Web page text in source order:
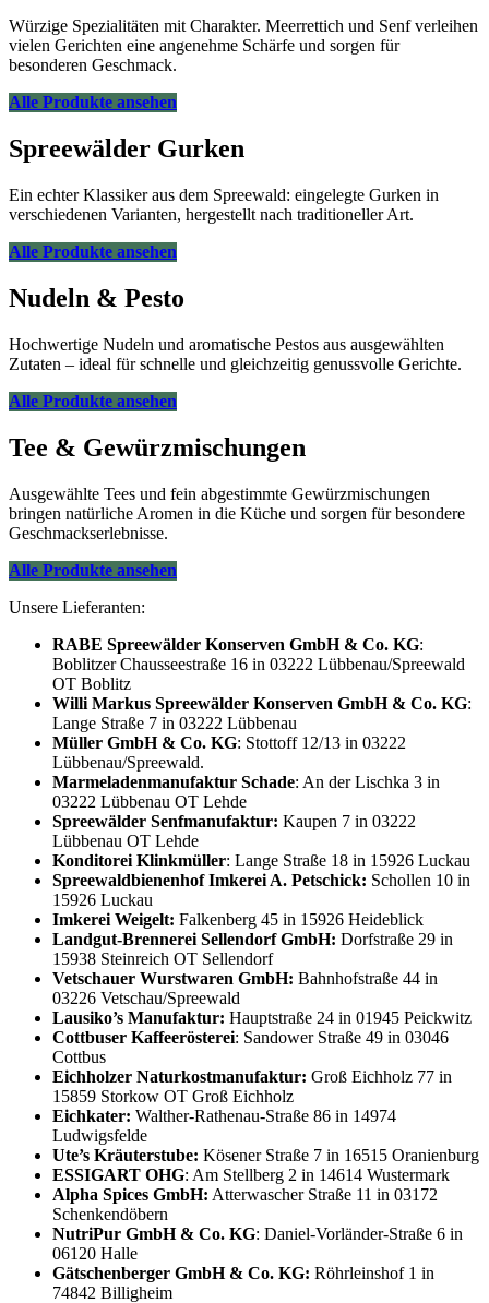
Würzige Spezialitäten mit Charakter. Meerrettich und Senf verleihen
vielen Gerichten eine angenehme Schärfe und sorgen für
besonderen Geschmack.
Alle Produkte ansehen
Spreewälder Gurken
Ein echter Klassiker aus dem Spreewald: eingelegte Gurken in
verschiedenen Varianten, hergestellt nach traditioneller Art.
Alle Produkte ansehen
Nudeln & Pesto
Hochwertige Nudeln und aromatische Pestos aus ausgewählten
Zutaten – ideal für schnelle und gleichzeitig genussvolle Gerichte.
Alle Produkte ansehen
Tee & Gewürzmischungen
Ausgewählte Tees und fein abgestimmte Gewürzmischungen
bringen natürliche Aromen in die Küche und sorgen für besondere
Geschmackserlebnisse.
Alle Produkte ansehen
Unsere Lieferanten:
RABE Spreewälder Konserven GmbH & Co. KG:
Boblitzer Chausseestraße 16 in 03222 Lübbenau/Spreewald
OT Boblitz
Willi Markus Spreewälder Konserven GmbH & Co. KG:
Lange Straße 7 in 03222 Lübbenau
Müller GmbH & Co. KG: Stottoff 12/13 in 03222
Lübbenau/Spreewald.
Marmeladenmanufaktur Schade: An der Lischka 3 in
03222 Lübbenau OT Lehde
Spreewälder Senfmanufaktur: Kaupen 7 in 03222
Lübbenau OT Lehde
Konditorei Klinkmüller: Lange Straße 18 in 15926 Luckau
Spreewaldbienenhof Imkerei A. Petschick: Schollen 10 in
15926 Luckau
Imkerei Weigelt: Falkenberg 45 in 15926 Heideblick
Landgut-Brennerei Sellendorf GmbH: Dorfstraße 29 in
15938 Steinreich OT Sellendorf
Vetschauer Wurstwaren GmbH: Bahnhofstraße 44 in
03226 Vetschau/Spreewald
Lausiko’s Manufaktur: Hauptstraße 24 in 01945 Peickwitz
Cottbuser Kaffeerösterei: Sandower Straße 49 in 03046
Cottbus
Eichholzer Naturkostmanufaktur: Groß Eichholz 77 in
15859 Storkow OT Groß Eichholz
Eichkater: Walther-Rathenau-Straße 86 in 14974
Ludwigsfelde
Ute’s Kräuterstube: Kösener Straße 7 in 16515 Oranienburg
ESSIGART OHG: Am Stellberg 2 in 14614 Wustermark
Alpha Spices GmbH: Atterwascher Straße 11 in 03172
Schenkendöbern
NutriPur GmbH & Co. KG: Daniel-Vorländer-Straße 6 in
06120 Halle
Gätschenberger GmbH & Co. KG: Röhrleinshof 1 in
74842 Billigheim